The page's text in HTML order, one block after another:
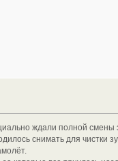
ждали полной смены
снимать для чистки